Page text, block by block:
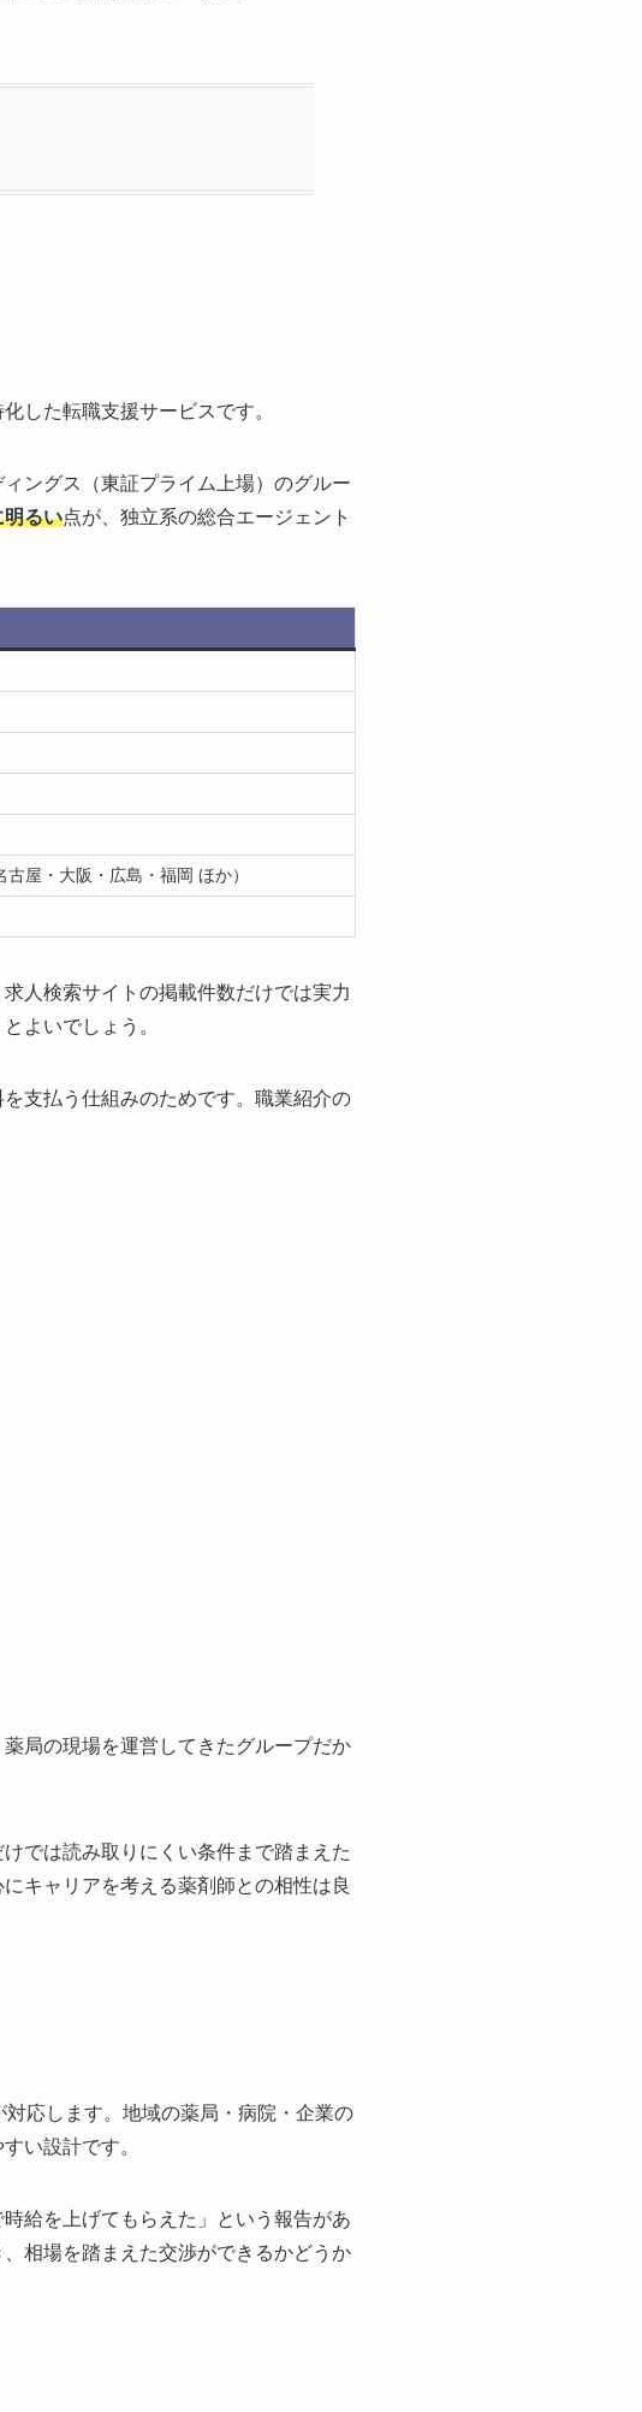
した転職支援サービスです。
ングス（東証プライム上場）のグルー
明るい点が、独立系の総合エージェント
屋・大阪・広島・福岡 ほか）
人検索サイトの掲載件数だけでは実力
よいでしょう。
支払う仕組みのためです。職業紹介の
局の現場を運営してきたグループだか
では読み取りにくい条件まで踏まえた
キャリアを考える薬剤師との相性は良
応します。地域の薬局・病院・企業の
い設計です。
給を上げてもらえた」という報告があ
相場を踏まえた交渉ができるかどうか